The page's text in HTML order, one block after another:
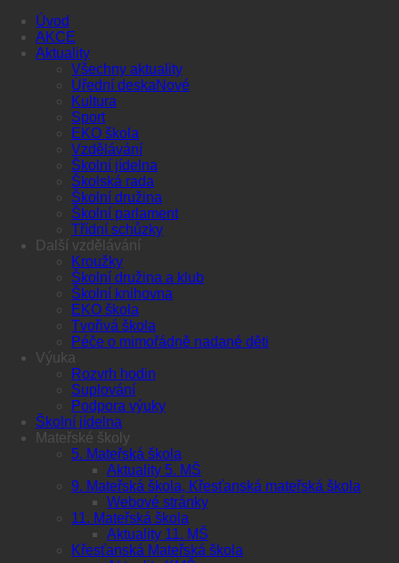
Úvod
AKCE
Aktuality
Všechny aktuality
Úřední deska
Kultura
Sport
EKO škola
Vzdělávání
Školní jídelna
Školská rada
Školní družina
Školní parlament
Třídní schůzky
Další vzdělávání
Kroužky
Školní družina a klub
Školní knihovna
EKO škola
Tvořivá škola
Péče o mimořádně nadané děti
Výuka
Rozvrh hodin
Suplování
Podpora výuky
Školní jídelna
Mateřské školy
5. Mateřská škola
Aktuality 5. MŠ
9. Mateřská škola, Křesťanská mateřská škola
Webové stránky
11. Mateřská škola
Aktuality 11. MŠ
Křesťanská Mateřská škola